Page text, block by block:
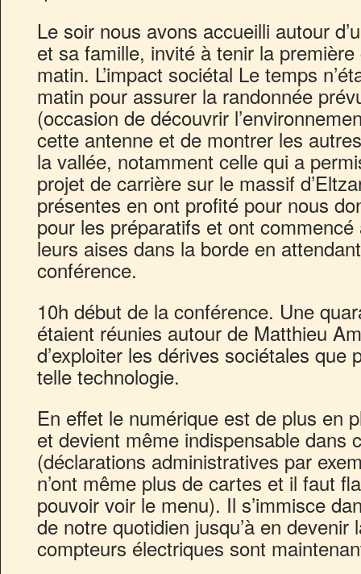
Le soir nous avons accueilli autour
et sa famille, invité à tenir la
matin. L’impact sociétal Le temps
matin pour assurer la randonnée
(occasion de découvrir
cette antenne et de montrer les
la vallée, notamment celle qui a
projet de carrière sur le massif
présentes en ont profité pour nous
pour les préparatifs et ont
leurs aises dans la borde en
conférence.
10h début de la conférence. Une
étaient réunies autour de Matthieu
d’exploiter les dérives sociétales que
telle technologie.
En effet le numérique est de plus en
et devient même indispensable dans
(déclarations administratives par
n’ont même plus de cartes et il faut
pouvoir voir le menu). Il s’immisce
de notre quotidien jusqu’à en
compteurs électriques sont